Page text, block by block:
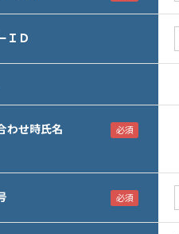
ＩＤ
わせ時氏名